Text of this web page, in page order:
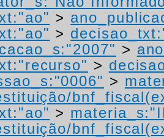
>
>
>
>
>
>